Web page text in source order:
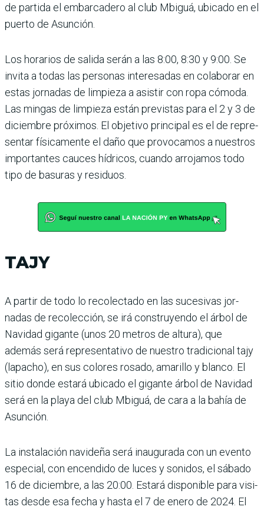
de partida el embarcadero al club Mbiguá, ubicado en el
puerto de Asunción.
Los horarios de salida serán a las 8:00, 8:30 y 9:00. Se
invita a todas las personas intere­sadas en colaborar en
estas jornadas de limpieza a asistir con ropa cómoda.
Las mingas de limpieza están previs­tas para el 2 y 3 de
diciem­bre próximos. El objetivo principal es el de repre­
sentar físicamente el daño que provocamos a nuestros
importantes cauces hídri­cos, cuando arrojamos todo
tipo de basuras y residuos.
TAJY
A partir de todo lo recolec­tado en las sucesivas jor­
nadas de recolección, se irá construyendo el árbol de
Navidad gigante (unos 20 metros de altura), que
además será representativo de nuestro tradicional tajy
(lapacho), en sus colores rosado, amarillo y blanco. El
sitio donde estará ubi­cado el gigante árbol de Navi­dad
será en la playa del club Mbiguá, de cara a la bahía de
Asunción.
La instalación navideña será inaugurada con un evento
especial, con encendido de luces y sonidos, el sábado
16 de diciembre, a las 20:00. Estará disponible para visi­
tas desde esa fecha y hasta el 7 de enero de 2024. El